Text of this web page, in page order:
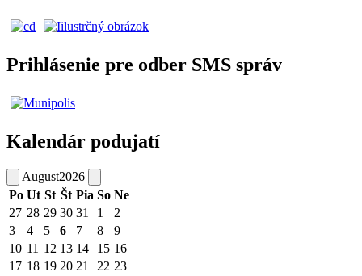
Prihlásenie pre odber SMS správ
Kalendár podujatí
August2026
Po Ut St Št Pia So Ne
27 28 29 30 31 1
2
3
4 5 6 7 8
9
10 11 12 13 14 15 16
17 18 19 20 21 22 23